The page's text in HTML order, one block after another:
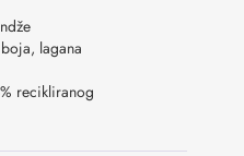
lagana
recikliranog